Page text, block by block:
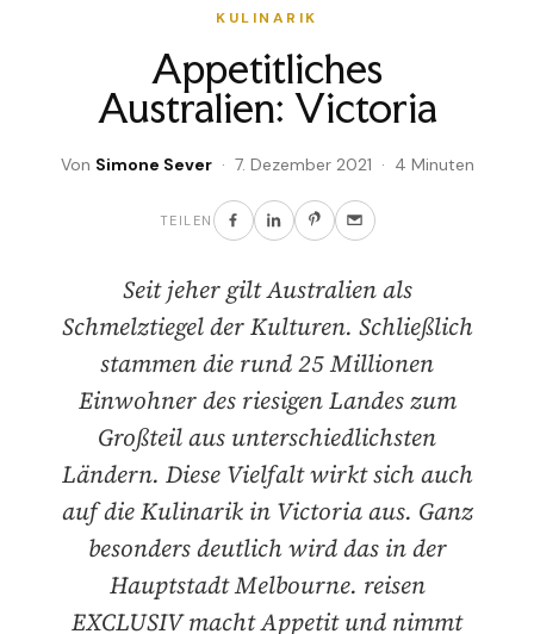
KULINARIK
Appetitliches
Australien: Victoria
Von Simone Sever· 7. Dezember 2021 · 4 Minuten
TEILEN
Seit jeher gilt Australien als
Schmelztiegel der Kulturen. Schließlich
stammen die rund 25 Millionen
Einwohner des riesigen Landes zum
Großteil aus unterschiedlichsten
Ländern. Diese Vielfalt wirkt sich auch
auf die Kulinarik in Victoria aus. Ganz
besonders deutlich wird das in der
Hauptstadt Melbourne. reisen
EXCLUSIV macht Appetit und nimmt